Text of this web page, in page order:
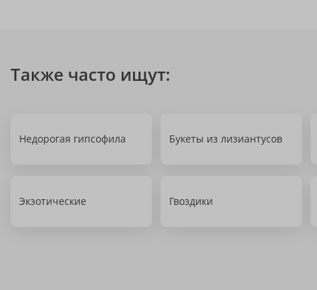
Также часто ищут:
Недорогая гипсофила Букеты из лизиантусов
Экзотические Гвоздики